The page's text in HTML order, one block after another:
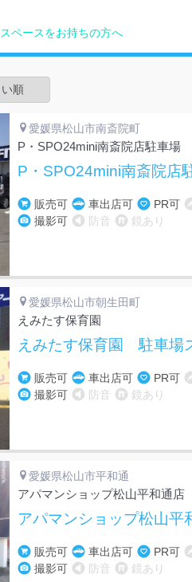
スペースをお持ちの方へ
愛媛県松山市南斎院町
P・SPO24mini南斎院店駐車場
P・SPO24mini南斎院店
販売可 車出店可 PR可
撮影可
防音 鏡あり
愛媛県松山市朝生田町
えみたす保育園
えみたす保育園 駐車場
販売可 車出店可 PR可
撮影可
防音 鏡あり
愛媛県松山市平和通
アパマンショップ松山平和通店
アパマンショップ松山平
販売可 車出店可 PR可
撮影可
防音 鏡あり